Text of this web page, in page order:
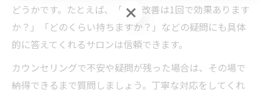
どうかです。たとえば、「髪質改善は1回で効果あります
か？」「どのくらい持ちますか？」などの疑問にも具体
的に答えてくれるサロンは信頼できます。
カウンセリングで不安や疑問が残った場合は、その場で
納得できるまで質問しましょう。丁寧な対応をしてくれ
ご予約はこちら